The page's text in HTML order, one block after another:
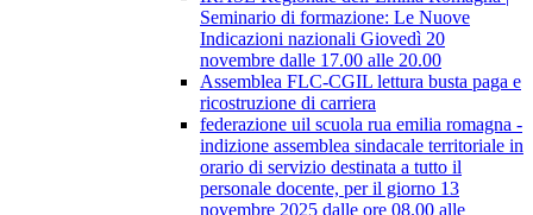
Seminario di formazione: Le Nuove
Indicazioni nazionali Giovedì 20
novembre dalle 17.00 alle 20.00
Assemblea FLC-CGIL lettura busta paga e
ricostruzione di carriera
federazione uil scuola rua emilia romagna -
indizione assemblea sindacale territoriale in
orario di servizio destinata a tutto il
personale docente, per il giorno 13
novembre 2025 dalle ore 08.00 alle